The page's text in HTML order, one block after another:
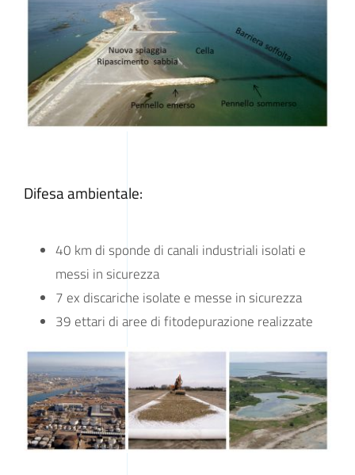
Difesa ambientale:
40 km di sponde di canali industriali isolati e
messi in sicurezza
7 ex discariche isolate e messe in sicurezza
39 ettari di aree di fitodepurazione realizzate